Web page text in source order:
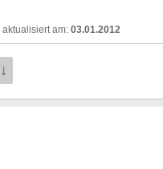
03.01.2012